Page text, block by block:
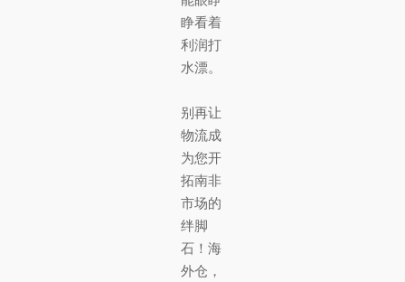
睁看着
利润打
水漂。
别再让
物流成
为您开
拓南非
市场的
绊脚
石！海
外仓，